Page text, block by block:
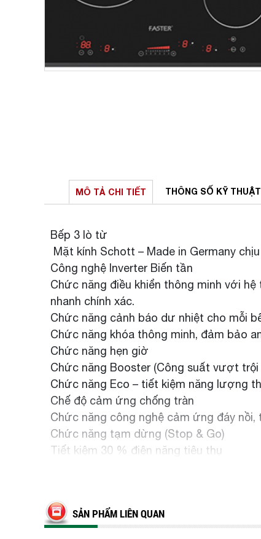
MÔ TẢ CHI TIẾT THÔNG SỐ KỸ THUẬT
Bếp 3 lò từ
Mặt kính Schott – Made in Germany
Công nghệ Inverter Biến tần
Chức năng điều khiển thông minh với
nhanh chính xác.
Chức năng cảnh báo dư nhiệt cho mỗi
Chức năng khóa thông minh, đảm bảo
Chức năng hẹn giờ
Chức năng Booster (Công suất vượt trội
Chức năng Eco – tiết kiệm năng lượng
Chế độ cảm ứng chống tràn
Chức năng công nghệ cảm ứng đáy
Chức năng tạm dừng (Stop & Go)
Tiết kiệm 30 % điện năng tiêu thụ
SẢN PHẨM LIÊN QUAN